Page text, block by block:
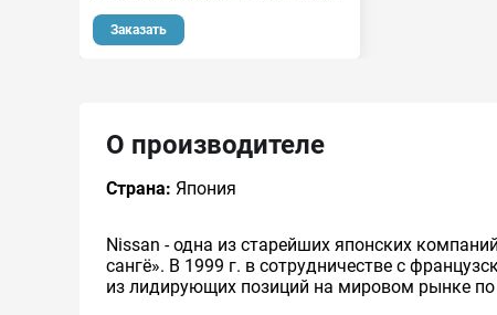
Заказать
О производителе
Страна: Япония
Nissan - одна из старейших японских
сангё». В 1999 г. в сотрудничестве с
из лидирующих позиций на мировом рынке